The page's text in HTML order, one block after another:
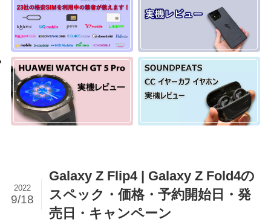
Galaxy Z Flip4 | Galaxy Z Fold4の
スペック・価格・予約開始日・発
売日・キャンペーン
2022
9/18